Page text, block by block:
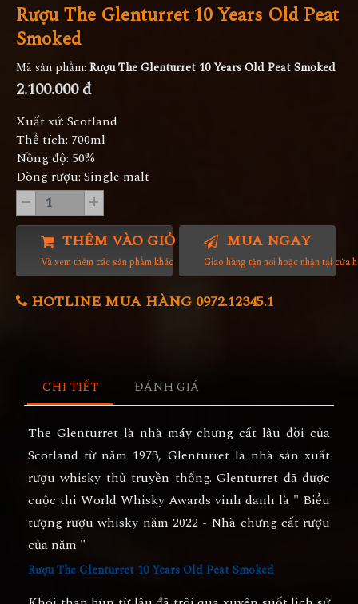
Rượu The Glenturret 10 Years Old Peat
Smoked
Mã sản phẩm: Rượu The Glenturret 10 Years Old Peat Smoked
2.100.000 đ
Xuất xứ: Scotland
Thể tích: 700ml
Nồng độ: 50%
Dòng rượu: Single malt
THÊM VÀO GIỎ HÀNG
Và xem thêm các sản phẩm khác
MUA NGAY
Giao hàng tận nơi hoặc nhận tại cửa
HOTLINE MUA HÀNG 0972.12345.1
CHI TIẾT ĐÁNH GIÁ
The Glenturret là nhà máy chưng cất lâu đời của
Scotland từ năm 1973, Glenturret là nhà sản xuất
rượu whisky thủ truyền thống. Glenturret đã được
cuộc thi World Whisky Awards vinh danh là " Biểu
tượng rượu whisky năm 2022 - Nhà chưng cất rượu
của năm "
Rượu The Glenturret 10 Years Old Peat Smoked